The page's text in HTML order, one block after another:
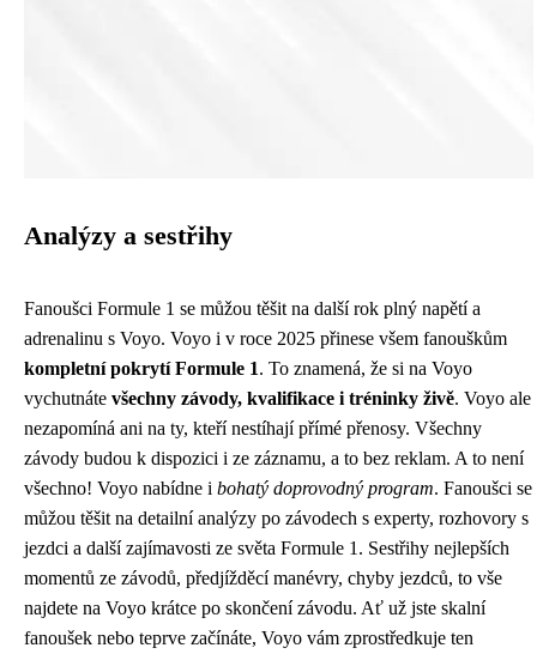
Analýzy a sestřihy
Fanoušci Formule 1 se můžou těšit na další rok plný napětí a
adrenalinu s Voyo. Voyo i v roce 2025 přinese všem fanouškům
kompletní pokrytí Formule 1. To znamená, že si na Voyo
vychutnáte všechny závody, kvalifikace i tréninky živě. Voyo ale
nezapomíná ani na ty, kteří nestíhají přímé přenosy. Všechny
závody budou k dispozici i ze záznamu, a to bez reklam. A to není
všechno! Voyo nabídne i bohatý doprovodný program. Fanoušci se
můžou těšit na detailní analýzy po závodech s experty, rozhovory s
jezdci a další zajímavosti ze světa Formule 1. Sestřihy nejlepších
momentů ze závodů, předjížděcí manévry, chyby jezdců, to vše
najdete na Voyo krátce po skončení závodu. Ať už jste skalní
fanoušek nebo teprve začínáte, Voyo vám zprostředkuje ten